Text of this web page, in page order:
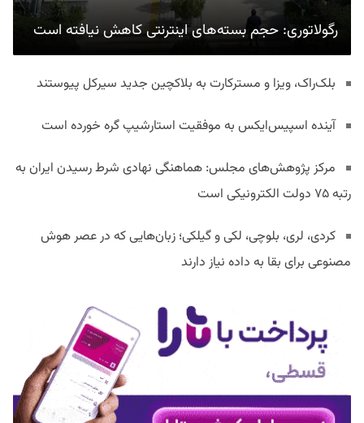
رگولاتوری: حجم بسته‌های اینترنتی کاهش نیافته است
بلک‌راک، ویزا و مسترکارت به بلاکچین جدید سیرکل پیوستند
آینده اسپیس‌ایکس به موفقیت استارشیپ گره خورده است
مرکز پژوهش‌های مجلس: هماهنگی نهادی شرط رسیدن ایران به
رتبه ۷۵ دولت الکترونیکی است
کردی، لری، بلوچی، لکی و گیلکی؛ زبان‌هایی که در عصر هوش
مصنوعی برای بقا به داده نیاز دارند